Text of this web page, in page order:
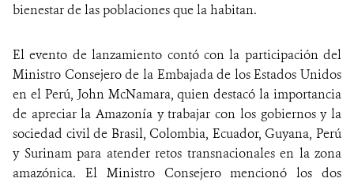
bienestar de las poblaciones que la habitan.
El evento de lanzamiento contó con la participación del
Ministro Consejero de la Embajada de los Estados Unidos
en el Perú, John McNamara, quien destacó la importancia
de apreciar la Amazonía y trabajar con los gobiernos y la
sociedad civil de Brasil, Colombia, Ecuador, Guyana, Perú
y Surinam para atender retos transnacionales en la zona
amazónica. El Ministro Consejero mencionó los dos